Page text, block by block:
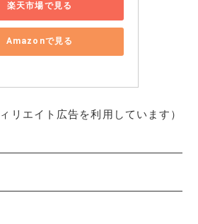
楽天市場で見る
Amazonで見る
リエイト広告を利用しています）